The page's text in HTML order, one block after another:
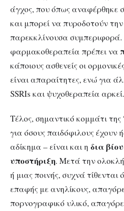
άγχος, που όπως αναφέρθηκε
και μπορεί να πυροδοτούν
παρεκκλίνουσα συμπεριφορά.
φαρμακοθεραπεία πρέπει να
κάποιους ασθενείς οι
είναι απαραίτητες, ενώ για
SSRIs και ψυχοθεραπεία αρκεί.
Τέλος, σημαντικό κομμάτι της
για όσους παιδόφιλους έχουν
αδίκημα – είναι και η δια
υποστήριξη. Μετά την
ή μιας ποινής, συχνά
επαφής με ανηλίκους,
πορνογραφικό υλικό,